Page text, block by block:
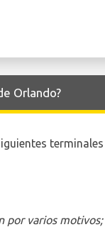
Orlando?
terminales
por varios